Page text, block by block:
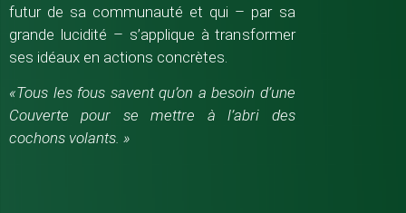
futur de sa communauté et qui – par sa
grande lucidité – s’applique à transformer
ses idéaux en actions concrètes.
«Tous les fous savent qu’on a besoin d’une
Couverte pour se mettre à l’abri des
cochons volants. »